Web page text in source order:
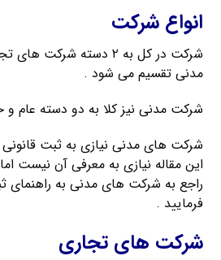
انواع شرکت
شرکت در کل به ۲ دسته
مدنی تقسیم می شود .
شرکت مدنی نیز کلا به دو دسته
شرکت های مدنی نیازی به ثبت
این مقاله نیازی به معرفی آن نیست
راجع به شرکت های مدنی به راهنمای
فرمایید .
شرکت های تجاری